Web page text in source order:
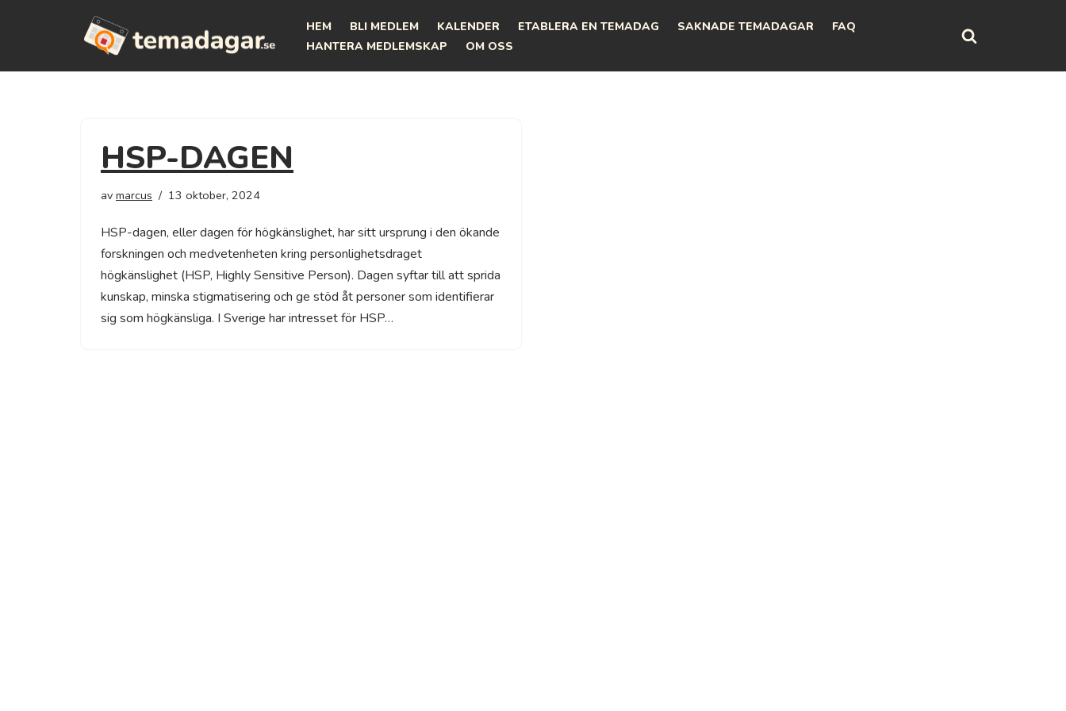
HEM BLI MEDLEM KALENDER ETABLERA EN TEMADAG SAKNADE TEMADAGAR
FAQ
HANTERA MEDLEMSKAP
OM OSS
HSP-DAGEN
av marcus 13 oktober, 2024
HSP-dagen, eller dagen för högkänslighet, har sitt ursprung i den ökande
forskningen och medvetenheten kring personlighetsdraget
högkänslighet (HSP, Highly Sensitive Person). Dagen syftar till att sprida
kunskap, minska stigmatisering och ge stöd åt personer som identifierar
sig som högkänsliga. I Sverige har intresset för HSP…